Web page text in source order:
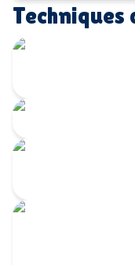
Techniques